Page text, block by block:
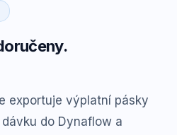
exportuje výplatní pásky
dávku do Dynaflow a